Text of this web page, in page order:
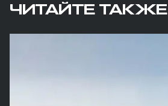
ЧИТАЙТЕ ТАКЖЕ